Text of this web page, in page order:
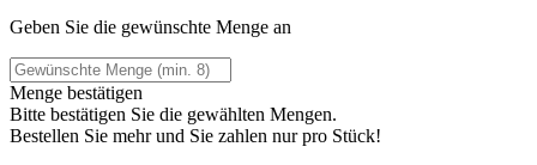
Geben Sie die gewünschte Menge an
Menge bestätigen
Bitte bestätigen Sie die gewählten Mengen.
Bestellen Sie mehr und Sie zahlen nurpro Stück!